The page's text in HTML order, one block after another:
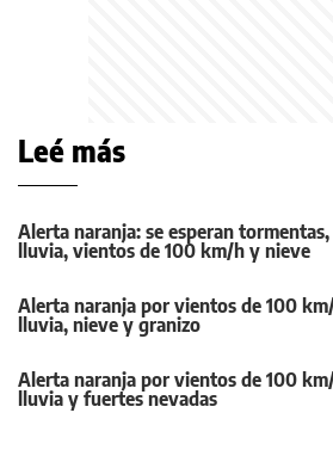
Leé más
Alerta naranja: se esperan
lluvia, vientos de 100 km/h y nieve
Alerta naranja por vientos de 100
lluvia, nieve y granizo
Alerta naranja por vientos de 100
lluvia y fuertes nevadas